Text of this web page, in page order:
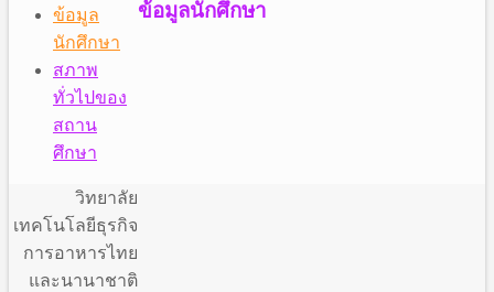
ข้อมูลนักศึกษา
ข้อมูล
นักศึกษา
สภาพ
ทั่วไปของ
สถาน
ศึกษา
วิทยาลัย
เทคโนโลยีธุรกิจ
การอาหารไทย
และนานาชาติ